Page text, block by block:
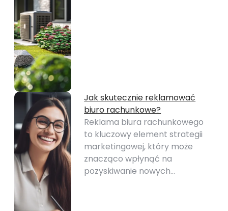
Jak skutecznie reklamować
biuro rachunkowe?
Reklama biura rachunkowego
to kluczowy element strategii
marketingowej, który może
znacząco wpłynąć na
pozyskiwanie nowych…